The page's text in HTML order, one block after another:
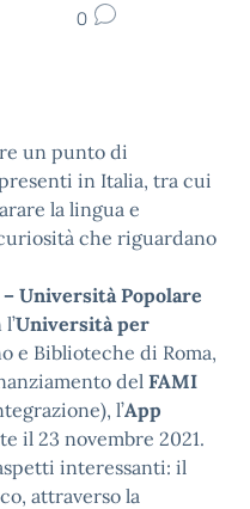
0
un punto di
in Italia, tra cui
la lingua e
che riguardano
– Università Popolare
Università per
e Biblioteche di Roma,
del FAMI
l’App
il 23 novembre 2021.
interessanti: il
attraverso la